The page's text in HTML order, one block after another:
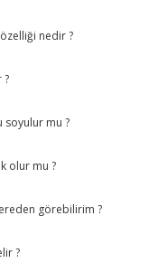
nedir ?
?
soyulur mu ?
olur mu ?
görebilirim ?
?